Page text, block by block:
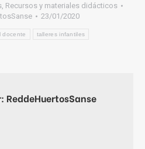
Recursos y materiales didácticos
23/01/2020
docente talleres infantiles
ReddeHuertosSanse